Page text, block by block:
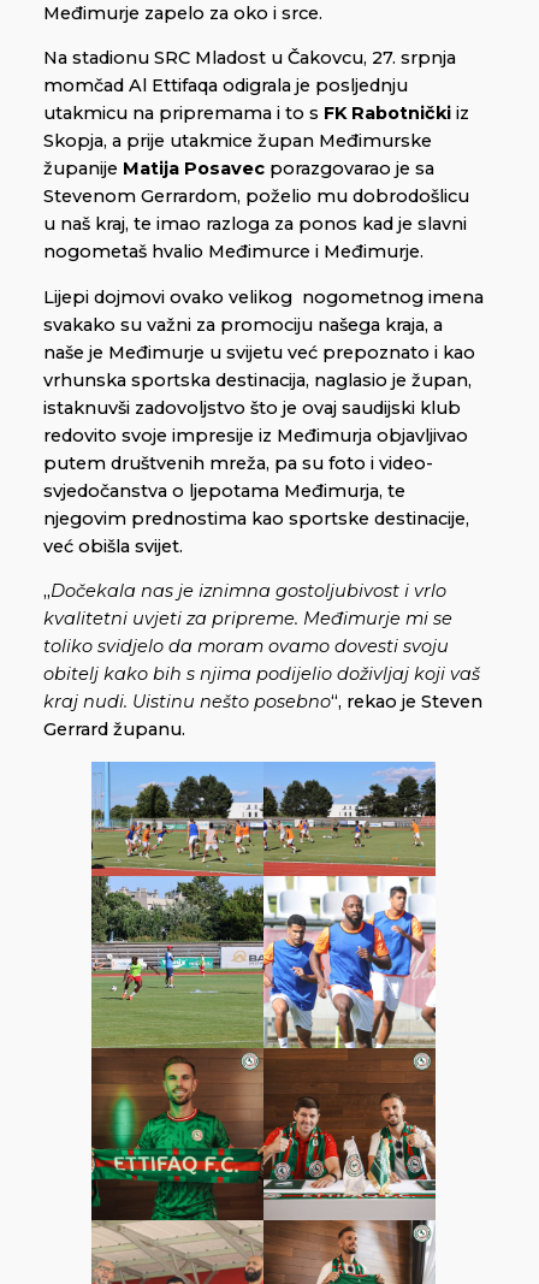
Međimurje zapelo za oko i srce.
Na stadionu SRC Mladost u Čakovcu, 27. srpnja
momčad Al Ettifaqa odigrala je posljednju
utakmicu na pripremama i to s FK Rabotnički iz
Skopja, a prije utakmice župan Međimurske
županije Matija Posavec porazgovarao je sa
Stevenom Gerrardom, poželio mu dobrodošlicu
u naš kraj, te imao razloga za ponos kad je slavni
nogometaš hvalio Međimurce i Međimurje.
Lijepi dojmovi ovako velikog nogometnog imena
svakako su važni za promociju našega kraja, a
naše je Međimurje u svijetu već prepoznato i kao
vrhunska sportska destinacija, naglasio je župan,
istaknuvši zadovoljstvo što je ovaj saudijski klub
redovito svoje impresije iz Međimurja objavljivao
putem društvenih mreža, pa su foto i video-
svjedočanstva o ljepotama Međimurja, te
njegovim prednostima kao sportske destinacije,
već obišla svijet.
„Dočekala nas je iznimna gostoljubivost i vrlo
kvalitetni uvjeti za pripreme. Međimurje mi se
toliko svidjelo da moram ovamo dovesti svoju
obitelj kako bih s njima podijelio doživljaj koji vaš
kraj nudi. Uistinu nešto posebno“, rekao je Steven
Gerrard županu.